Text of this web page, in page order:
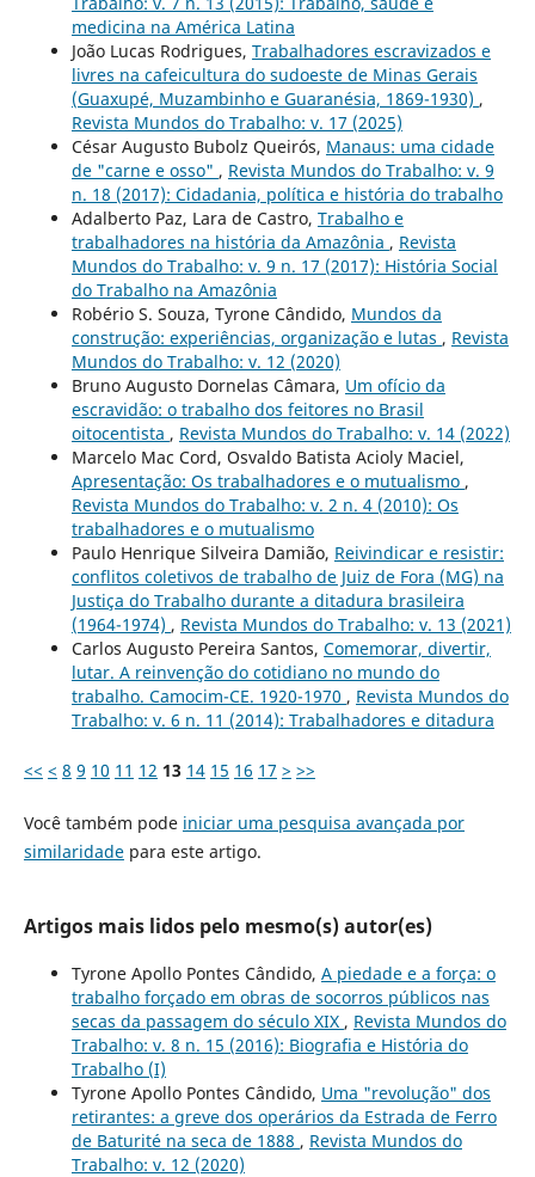
medicina na América Latina
João Lucas Rodrigues, Trabalhadores escravizados e
livres na cafeicultura do sudoeste de Minas Gerais
(Guaxupé, Muzambinho e Guaranésia, 1869-1930) ,
Revista Mundos do Trabalho: v. 17 (2025)
César Augusto Bubolz Queirós, Manaus: uma cidade
de "carne e osso" , Revista Mundos do Trabalho: v. 9
n. 18 (2017): Cidadania, política e história do trabalho
Adalberto Paz, Lara de Castro, Trabalho e
trabalhadores na história da Amazônia , Revista
Mundos do Trabalho: v. 9 n. 17 (2017): História Social
do Trabalho na Amazônia
Robério S. Souza, Tyrone Cândido, Mundos da
construção: experiências, organização e lutas , Revista
Mundos do Trabalho: v. 12 (2020)
Bruno Augusto Dornelas Câmara, Um ofício da
escravidão: o trabalho dos feitores no Brasil
oitocentista , Revista Mundos do Trabalho: v. 14 (2022)
Marcelo Mac Cord, Osvaldo Batista Acioly Maciel,
Apresentação: Os trabalhadores e o mutualismo ,
Revista Mundos do Trabalho: v. 2 n. 4 (2010): Os
trabalhadores e o mutualismo
Paulo Henrique Silveira Damião, Reivindicar e resistir:
conflitos coletivos de trabalho de Juiz de Fora (MG) na
Justiça do Trabalho durante a ditadura brasileira
(1964-1974) , Revista Mundos do Trabalho: v. 13 (2021)
Carlos Augusto Pereira Santos, Comemorar, divertir,
lutar. A reinvenção do cotidiano no mundo do
trabalho. Camocim-CE. 1920-1970 , Revista Mundos do
Trabalho: v. 6 n. 11 (2014): Trabalhadores e ditadura
<< < 8 9 10 11 12 13 14 15 16 17 > >>
Você também pode iniciar uma pesquisa avançada por
similaridadepara este artigo.
Artigos mais lidos pelo mesmo(s) autor(es)
Tyrone Apollo Pontes Cândido, A piedade e a força: o
trabalho forçado em obras de socorros públicos nas
secas da passagem do século XIX , Revista Mundos do
Trabalho: v. 8 n. 15 (2016): Biografia e História do
Trabalho (I)
Tyrone Apollo Pontes Cândido, Uma "revolução" dos
retirantes: a greve dos operários da Estrada de Ferro
de Baturité na seca de 1888 , Revista Mundos do
Trabalho: v. 12 (2020)